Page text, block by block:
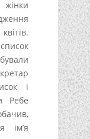
жінки
і
Ребе
ім’я